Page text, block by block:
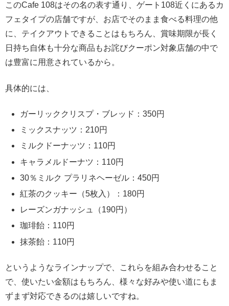
このCafe 108はその名の表す通り、ゲート108近くにあるカ
フェタイプの店舗ですが、お店でそのまま食べる料理の他
に、テイクアウトできることはもちろん、賞味期限が長く
日持ち自体も十分な商品もお詫びクーポン対象店舗の中で
は豊富に用意されているから。
具体的には、
ガーリッククリスプ・ブレッド：350円
ミックスナッツ：210円
ミルクドーナッツ：110円
キャラメルドーナツ：110円
30％ミルク プラリネヘーゼル：450円
紅茶のクッキー（5枚入）：180円
レーズンガナッシュ（190円）
珈琲飴：110円
抹茶飴：110円
というようなラインナップで、これらを組み合わせること
で、使いたい金額はもちろん、様々な好みや使い道にもま
ずまず対応できるのは嬉しいですね。